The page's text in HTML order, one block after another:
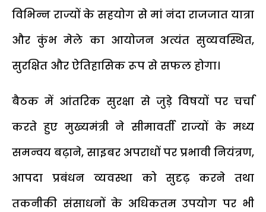
विभिन्न राज्यों के सहयोग से मां नंदा राजजात यात्रा
और कुंभ मेले का आयोजन अत्यंत सुव्यवस्थित,
सुरक्षित और ऐतिहासिक रूप से सफल होगा।
बैठक में आंतरिक सुरक्षा से जुड़े विषयों पर चर्चा
करते हुए मुख्यमंत्री ने सीमावर्ती राज्यों के मध्य
समन्वय बढ़ाने, साइबर अपराधों पर प्रभावी नियंत्रण,
आपदा प्रबंधन व्यवस्था को सुदृढ़ करने तथा
तकनीकी संसाधनों के अधिकतम उपयोग पर भी